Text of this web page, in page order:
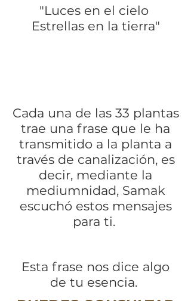
"Luces en el cielo
Estrellas en la tierra"
Cada una de las 33 plantas
trae una frase que le ha
transmitido a la planta a
través de canalización, es
decir, mediante la
mediumnidad, Samak
escuchó estos mensajes
para ti.
Esta frase nos dice algo
de tu esencia.